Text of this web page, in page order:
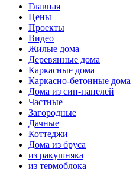
Главная
Цены
Проекты
Видео
Жилые дома
Деревянные дома
Каркасные дома
Каркасно-бетонные дома
Дома из сип-панелей
Частные
Загородные
Дачные
Коттеджи
Дома из бруса
из ракушняка
из термоблока